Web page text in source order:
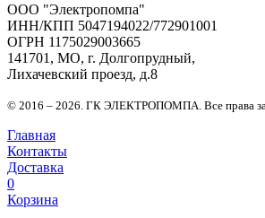
OOO "Электропомпа"
ИНН/КПП 5047194022/772901001
ОГРН 1175029003665
141701, МО, г. Долгопрудный,
Лихачевский проезд, д.8
© 2016 – 2026. ГК ЭЛЕКТРОПОМПА. Все права
Главная
Контакты
Доставка
0
Корзина